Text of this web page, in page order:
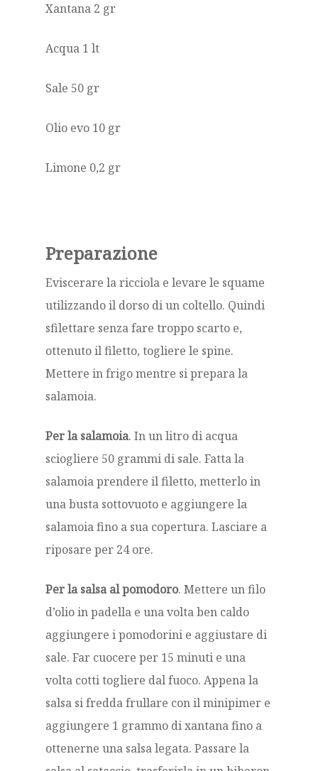
Xantana 2 gr
Acqua 1 lt
Sale 50 gr
Olio evo 10 gr
Limone 0,2 gr
Preparazione
Eviscerare la ricciola e levare le squame
utilizzando il dorso di un coltello. Quindi
sfilettare senza fare troppo scarto e,
ottenuto il filetto, togliere le spine.
Mettere in frigo mentre si prepara la
salamoia.
Per la salamoia. In un litro di acqua
sciogliere 50 grammi di sale. Fatta la
salamoia prendere il filetto, metterlo in
una busta sottovuoto e aggiungere la
salamoia fino a sua copertura. Lasciare a
riposare per 24 ore.
Per la salsa al pomodoro. Mettere un filo
d’olio in padella e una volta ben caldo
aggiungere i pomodorini e aggiustare di
sale. Far cuocere per 15 minuti e una
volta cotti togliere dal fuoco. Appena la
salsa si fredda frullare con il minipimer e
aggiungere 1 grammo di xantana fino a
ottenerne una salsa legata. Passare la